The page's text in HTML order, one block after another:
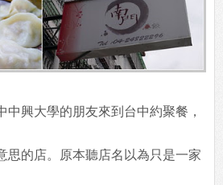
中興大學的朋友來到台中約聚餐，
思的店。原本聽店名以為只是一家